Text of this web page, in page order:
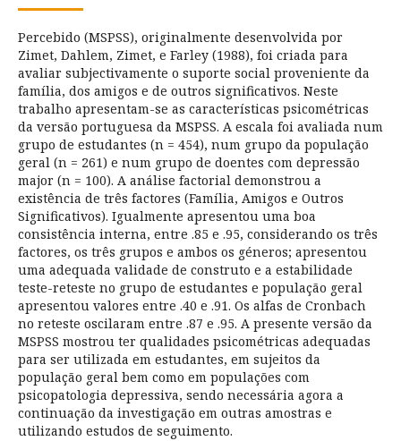
Percebido (MSPSS), originalmente desenvolvida por
Zimet, Dahlem, Zimet, e Farley (1988), foi criada para
avaliar subjectivamente o suporte social proveniente da
família, dos amigos e de outros significativos. Neste
trabalho apresentam-se as características psicométricas
da versão portuguesa da MSPSS. A escala foi avaliada num
grupo de estudantes (n = 454), num grupo da população
geral (n = 261) e num grupo de doentes com depressão
major (n = 100). A análise factorial demonstrou a
existência de três factores (Família, Amigos e Outros
Significativos). Igualmente apresentou uma boa
consistência interna, entre .85 e .95, considerando os três
factores, os três grupos e ambos os géneros; apresentou
uma adequada validade de construto e a estabilidade
teste-reteste no grupo de estudantes e população geral
apresentou valores entre .40 e .91. Os alfas de Cronbach
no reteste oscilaram entre .87 e .95. A presente versão da
MSPSS mostrou ter qualidades psicométricas adequadas
para ser utilizada em estudantes, em sujeitos da
população geral bem como em populações com
psicopatologia depressiva, sendo necessária agora a
continuação da investigação em outras amostras e
utilizando estudos de seguimento.